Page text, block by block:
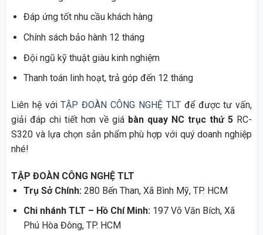
Đáp ứng tốt nhu cầu khách hàng
Chính sách bảo hành 12 tháng
Đội ngũ kỹ thuật giàu kinh nghiệm
Thanh toán linh hoạt, trả góp đến 12 tháng
Liên hệ vớiTẬP ĐOÀN CÔNG NGHỆ TLTđể được tư vấn,
giải đáp chi tiết hơn về giá bàn quay NC trục thứ 5 RC-
S320 và lựa chọn sản phẩm phù hợp với quý doanh nghiệp
nhé!
TẬP ĐOÀN CÔNG NGHỆ TLT
Trụ Sở Chính: 280 Bến Than, Xã Bình Mỹ, TP. HCM
Chi nhánh TLT – Hồ Chí Minh:197 Võ Văn Bích, Xã
Phú Hòa Đông, TP. HCM